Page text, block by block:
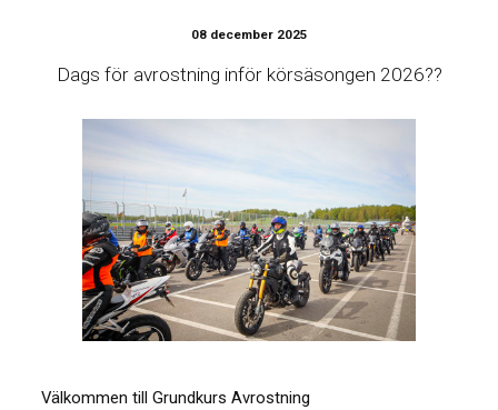
08 december 2025
Dags för avrostning inför körsäsongen 2026??
Välkommen till Grundkurs Avrostning